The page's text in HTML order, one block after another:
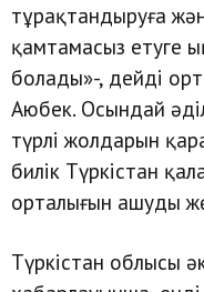
тұрақтандыруға
қамтамасыз етуге
болады»-, дейді
Аюбек. Осындай
түрлі жолдарын
билік Түркістан
орталығын ашуды
Түркістан облысы